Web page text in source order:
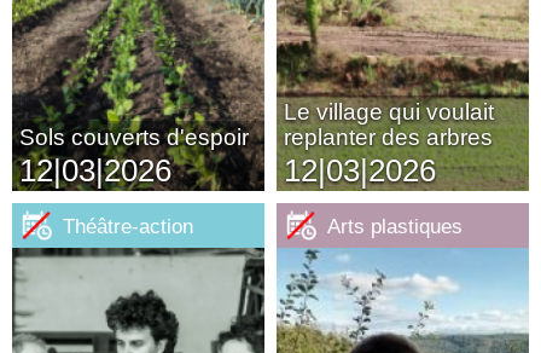
Sols couverts d'espoir
12|03|2026
Le village qui voulait
replanter des arbres
12|03|2026
Théâtre-action Arts plastiques